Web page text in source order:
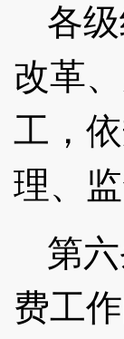
各
改革
工，
理、
第
费工